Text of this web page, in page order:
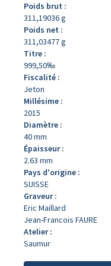
Poids brut :
311,19036 g
Poids net :
311,03477 g
Titre :
999,50‰
Fiscalité :
Jeton
Millésime :
2015
Diamètre :
40 mm
Épaisseur :
2.63 mm
Pays d'origine :
SUISSE
Graveur :
Eric Maillard
Jean-Francois FAURE
Atelier :
Saumur